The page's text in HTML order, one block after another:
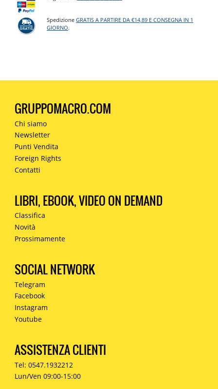
SpedizioneGRATIS A PARTIRE DA €14,89 E CONSEGNA IN 1
GIORNO.
GRUPPOMACRO.COM
Chi siamo
Newsletter
Punti Vendita
Foreign Rights
Contatti
LIBRI, EBOOK, VIDEO ON DEMAND
Classifica
Novità
Prossimamente
SOCIAL NETWORK
Telegram
Facebook
Instagram
Youtube
ASSISTENZA CLIENTI
Tel: 0547.1932212
Lun/Ven 09:00-15:00